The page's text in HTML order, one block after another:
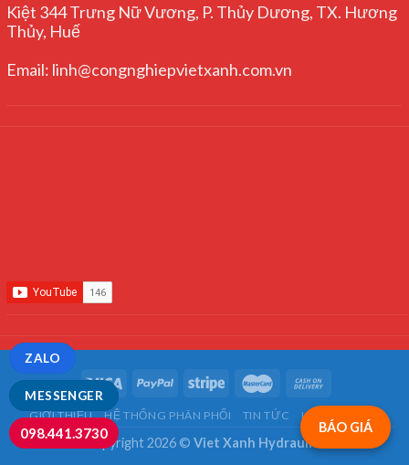
Kiệt 344 Trưng Nữ Vương, P. Thủy Dương, TX. Hương
Thủy, Huế
Email: linh@congnghiepvietxanh.com.vn
BÁO GIÁ
GIỚI THIỆU HỆ THỐNG PHÂN PHỐI TIN TỨC LIÊN HỆ
Copyright 2026 © Viet Xanh Hydraulics
MESSENGER
ZALO
098.441.3730